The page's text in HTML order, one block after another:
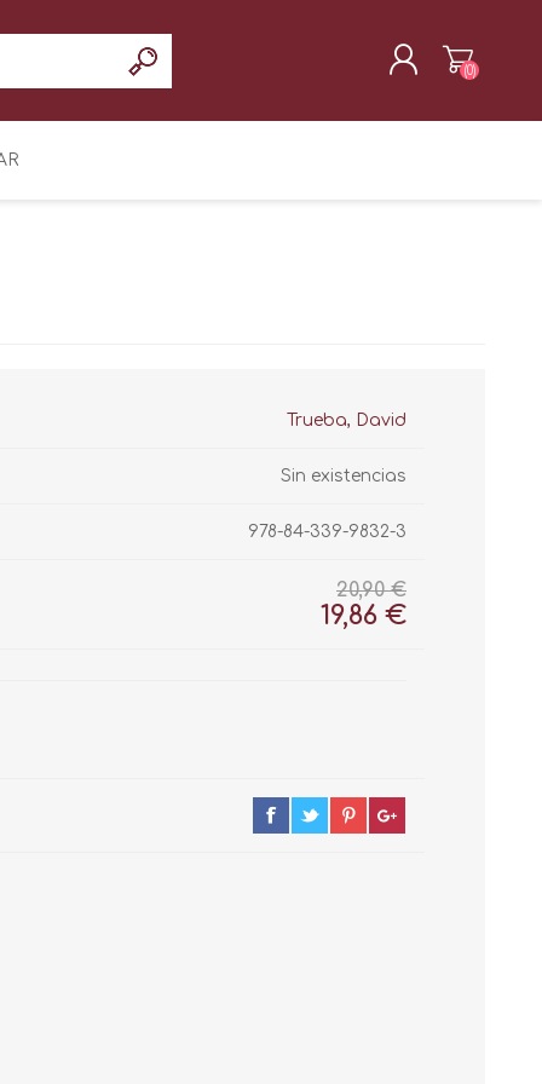
(0)
Trueba, David
Sin existencias
978-84-339-9832-3
20,90 €
19,86 €